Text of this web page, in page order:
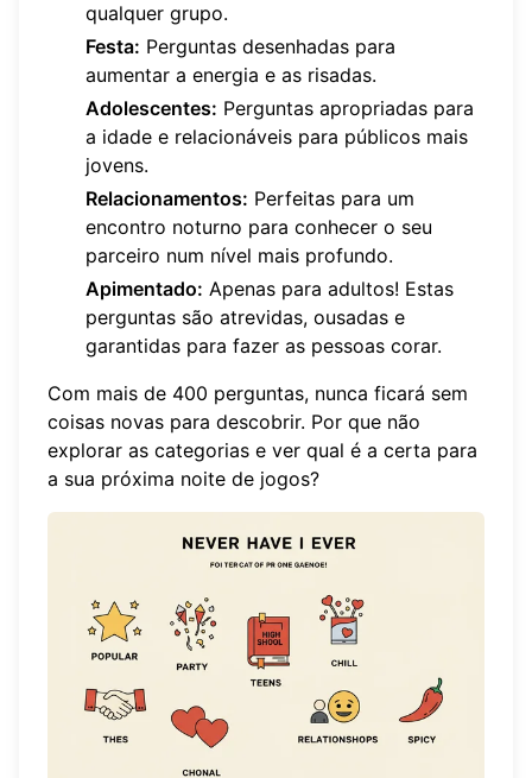
qualquer grupo.
Festa: Perguntas desenhadas para
aumentar a energia e as risadas.
Adolescentes: Perguntas apropriadas para
a idade e relacionáveis para públicos mais
jovens.
Relacionamentos: Perfeitas para um
encontro noturno para conhecer o seu
parceiro num nível mais profundo.
Apimentado: Apenas para adultos! Estas
perguntas são atrevidas, ousadas e
garantidas para fazer as pessoas corar.
Com mais de 400 perguntas, nunca ficará sem
coisas novas para descobrir. Por que não
explorar as categorias e ver qual é a certa para
a sua próxima noite de jogos?